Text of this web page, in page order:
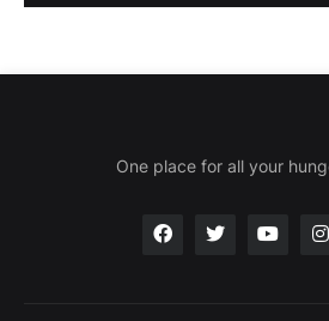
One place for all your